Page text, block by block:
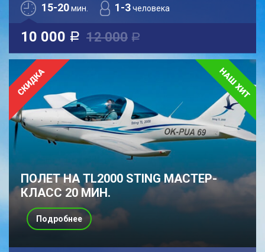
15-20мин. 1-3человека
10 000 a 12 000 a
ПОЛЕТ НА TL2000 STING МАСТЕР-
КЛАСС 20 МИН.
Подробнее